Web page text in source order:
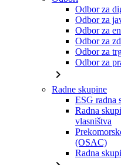
Odbor za
Odbor za
Odbor za
Odbor za
Odbor za
Odbor za
chevron_right
Radne skupine
ESG radna
Radna
vlasništva
(OSAC)
Radna